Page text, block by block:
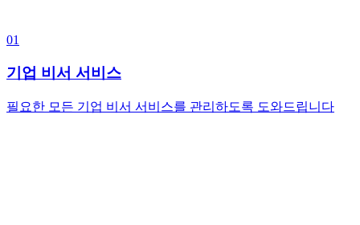
01
기업 비서 서비스
필요한 모든 기업 비서 서비스를 관리하도록 도와드립니다